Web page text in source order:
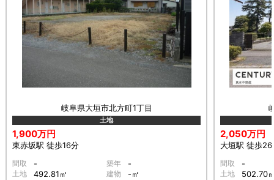
岐阜県大垣市北方町1丁目
土地
1,900万円
東赤坂駅 徒歩16分
間取 - 築年 -
土地 492.81㎡ 建物 -㎡
2,050万円
大垣駅 徒歩26
間取 -
土地 502.70